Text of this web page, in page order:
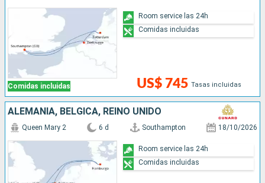
Comidas incluidas US$ 745 Tasas incluidas
Room service las 24h
Comidas incluidas
ALEMANIA, BÉLGICA, REINO UNIDO
Queen Mary 2 6 d Southampton 18/10/2026
Room service las 24h
Comidas incluidas